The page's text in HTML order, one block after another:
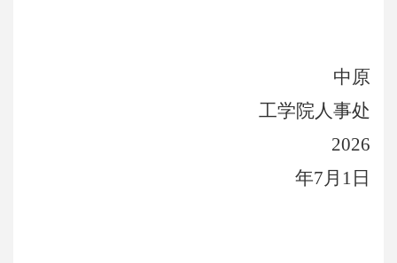
中原
工学院人事处
2026
年7月1日